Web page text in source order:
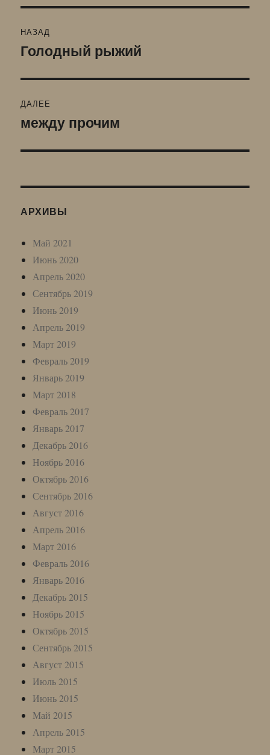
по
НАЗАД
Предыдущая
Голодный рыжий
ДАЛЕЕ
Следующая
между прочим
АРХИВЫ
Май 2021
Июнь 2020
Апрель 2020
Сентябрь 2019
Июнь 2019
Апрель 2019
Март 2019
Февраль 2019
Январь 2019
Март 2018
Февраль 2017
Январь 2017
Декабрь 2016
Ноябрь 2016
Октябрь 2016
Сентябрь 2016
Август 2016
Апрель 2016
Март 2016
Февраль 2016
Январь 2016
Декабрь 2015
Ноябрь 2015
Октябрь 2015
Сентябрь 2015
Август 2015
Июль 2015
Июнь 2015
Май 2015
Апрель 2015
Март 2015